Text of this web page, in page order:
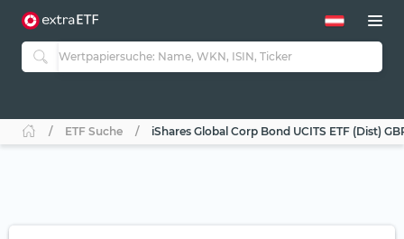
ETF Suche iShares Global Corp Bond UCITS ETF (Dist)